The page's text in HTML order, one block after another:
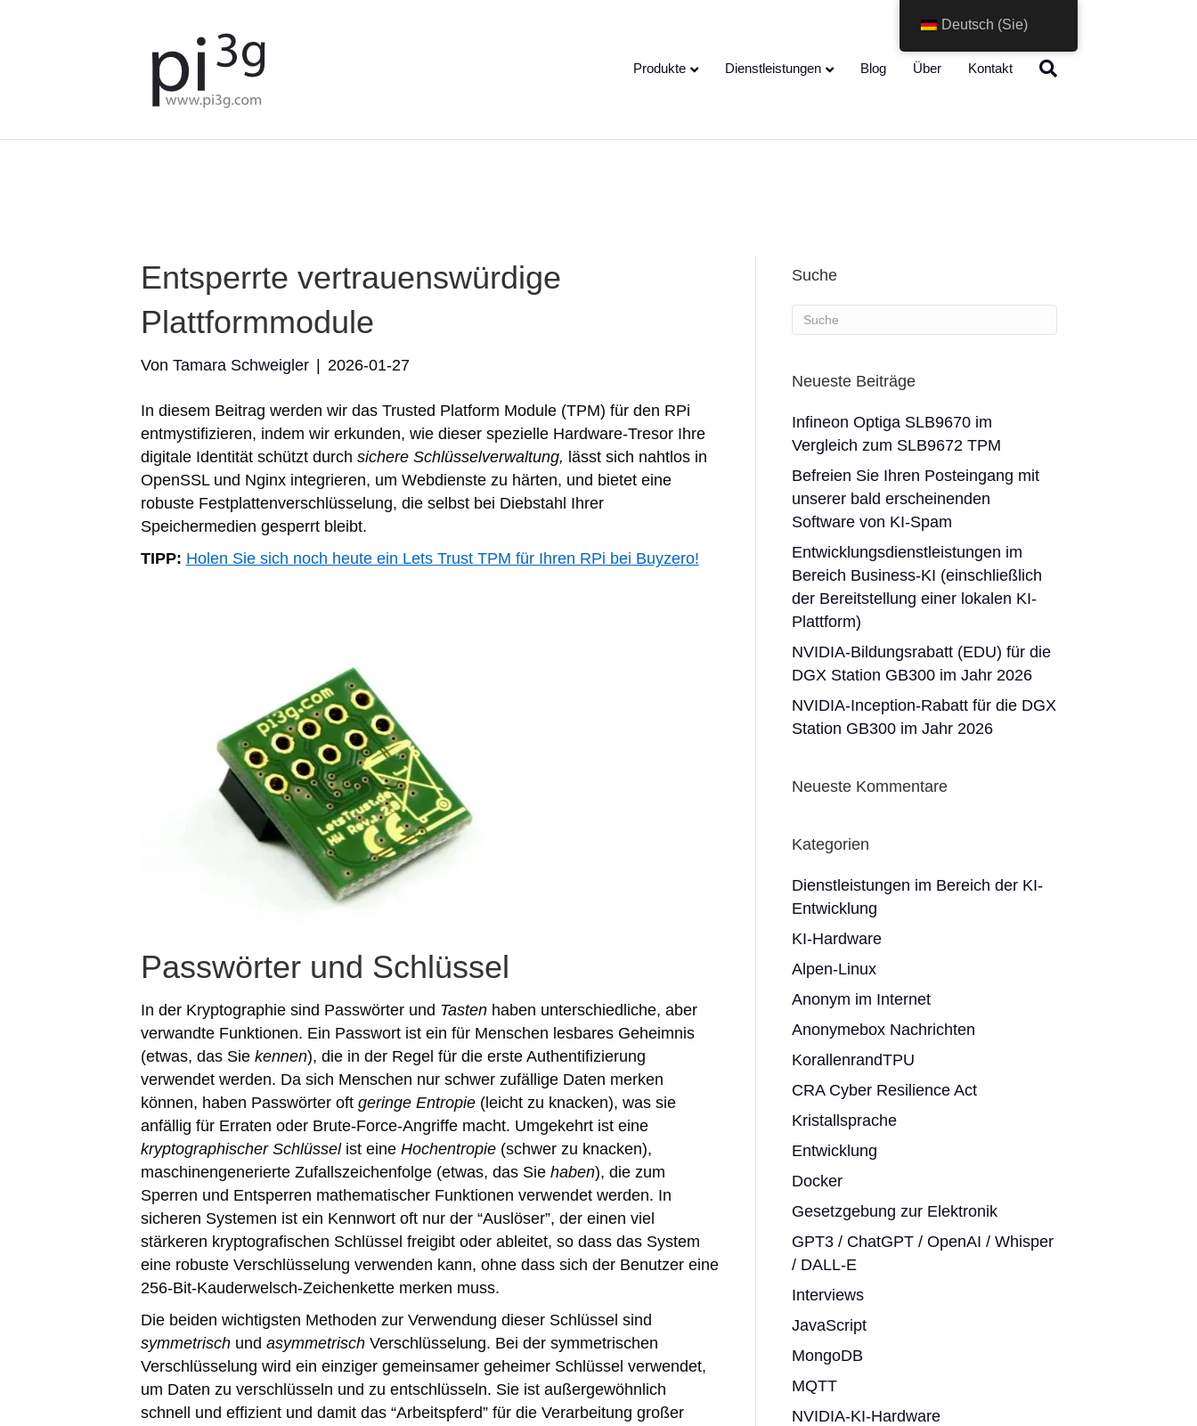
We've detected you might be speaking a different
language. Do you want to change to:
Produkte Dienstleistungen Blog Über Kontakt
Entsperrte vertrauenswürdige
Plattformmodule
Von Tamara Schweigler 2026-01-27
In diesem Beitrag werden wir das Trusted Platform Module (TPM) für den RPi
entmystifizieren, indem wir erkunden, wie dieser spezielle Hardware-Tresor Ihre
digitale Identität schützt durch sichere Schlüsselverwaltung, lässt sich nahtlos in
OpenSSL und Nginx integrieren, um Webdienste zu härten, und bietet eine
robuste Festplattenverschlüsselung, die selbst bei Diebstahl Ihrer
Speichermedien gesperrt bleibt.
TIPP: Holen Sie sich noch heute ein Lets Trust TPM für Ihren RPi bei Buyzero!
Passwörter und Schlüssel
In der Kryptographie sind Passwörter und Tastenhaben unterschiedliche, aber
verwandte Funktionen. Ein Passwort ist ein für Menschen lesbares Geheimnis
(etwas, das Sie kennen), die in der Regel für die erste Authentifizierung
verwendet werden. Da sich Menschen nur schwer zufällige Daten merken
können, haben Passwörter oft geringe Entropie(leicht zu knacken), was sie
anfällig für Erraten oder Brute-Force-Angriffe macht. Umgekehrt ist eine
kryptographischer Schlüsselist eine Hochentropie(schwer zu knacken),
maschinengenerierte Zufallszeichenfolge (etwas, das Sie haben), die zum
Sperren und Entsperren mathematischer Funktionen verwendet werden. In
sicheren Systemen ist ein Kennwort oft nur der “Auslöser”, der einen viel
stärkeren kryptografischen Schlüssel freigibt oder ableitet, so dass das System
eine robuste Verschlüsselung verwenden kann, ohne dass sich der Benutzer eine
256-Bit-Kauderwelsch-Zeichenkette merken muss.
Die beiden wichtigsten Methoden zur Verwendung dieser Schlüssel sind
symmetrischund asymmetrischVerschlüsselung. Bei der symmetrischen
Verschlüsselung wird ein einziger gemeinsamer geheimer Schlüssel verwendet,
um Daten zu verschlüsseln und zu entschlüsseln. Sie ist außergewöhnlich
schnell und effizient und damit das “Arbeitspferd” für die Verarbeitung großer
Suche
Neueste Beiträge
Infineon Optiga SLB9670 im
Vergleich zum SLB9672 TPM
Befreien Sie Ihren Posteingang mit
unserer bald erscheinenden
Software von KI-Spam
Entwicklungsdienstleistungen im
Bereich Business-KI (einschließlich
der Bereitstellung einer lokalen KI-
Plattform)
NVIDIA-Bildungsrabatt (EDU) für die
DGX Station GB300 im Jahr 2026
NVIDIA-Inception-Rabatt für die DGX
Station GB300 im Jahr 2026
Neueste Kommentare
Kategorien
Dienstleistungen im Bereich der KI-
Entwicklung
KI-Hardware
Alpen-Linux
Anonym im Internet
Anonymebox Nachrichten
KorallenrandTPU
CRA Cyber Resilience Act
Kristallsprache
Entwicklung
Docker
Gesetzgebung zur Elektronik
GPT3 / ChatGPT / OpenAI / Whisper
/ DALL-E
Interviews
JavaScript
MongoDB
MQTT
NVIDIA-KI-Hardware
Deutsch (Sie)